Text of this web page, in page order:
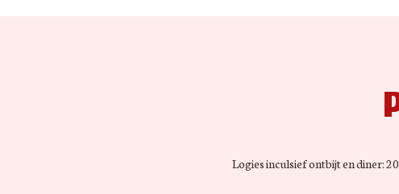
Logies inculsief ontbijt en diner: